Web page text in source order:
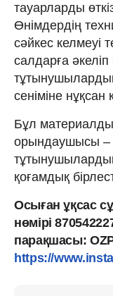
тауарларды
Өнімдердің
сәйкес келмеуі
салдарға
сеніміне нұқсан
Бұл
орындаушысы –
қоғамдық
Осыған ұқсас
нөмірі
парақшасы:
https://